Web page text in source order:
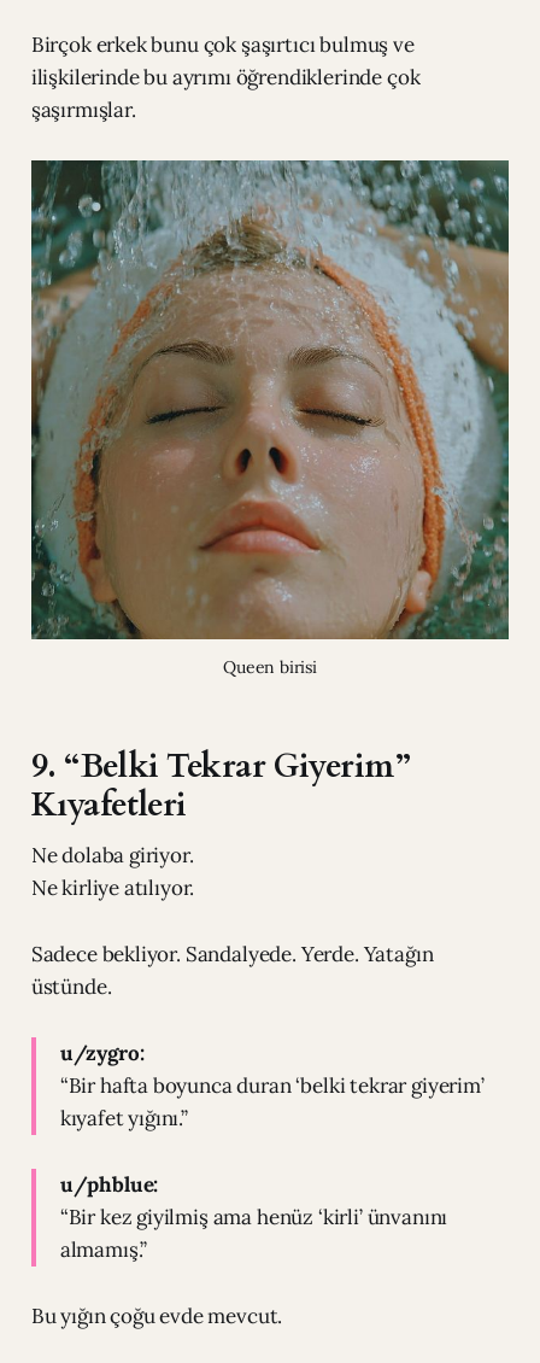
Birçok erkek bunu çok şaşırtıcı bulmuş ve
ilişkilerinde bu ayrımı öğrendiklerinde çok
şaşırmışlar.
Queen birisi
9. “Belki Tekrar Giyerim”
Kıyafetleri
Ne dolaba giriyor.
Ne kirliye atılıyor.
Sadece bekliyor. Sandalyede. Yerde. Yatağın
üstünde.
u/zygro:
“Bir hafta boyunca duran ‘belki tekrar giyerim’
kıyafet yığını.”
u/phblue:
“Bir kez giyilmiş ama henüz ‘kirli’ ünvanını
almamış.”
Bu yığın çoğu evde mevcut.